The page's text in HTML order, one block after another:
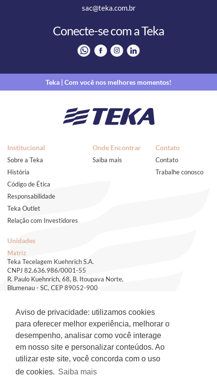
sac@teka.com.br
Conecte-se com a Teka
Teka | Com você nos melhores momentos!
Institucional
Sobre a Teka
História
Código de Ética
Responsabilidade
Teka Outlet
Relação com Investidores
Onde Encontrar
Saiba mais
Contato
Contato
Trabalhe conosco
Unidades
Matriz
Teka Tecelagem Kuehnrich S.A.
CNPJ 82.636.986/0001-55
R. Paulo Kuehnrich, 68, B. Itoupava Norte,
Blumenau - SC, CEP 89052-900
Teka Tecelagem Kuehnrich S.A.
CNPJ 82.636.986/0003-17
Rod. SP 332, Km 153, s/n, B. Jardim Blumenau,
Artur Nogueira - SP, CEP 13160-512
(19) 3827-9200
e-mail - teka.arno@teka.com.br
Aviso de privacidade: utilizamos cookies
para oferecer melhor experiência, melhorar o
desempenho, analisar como você interage
em nosso site e personalizar conteúdos. Ao
utilizar este site, você concorda com o uso
de cookies. Saiba mais